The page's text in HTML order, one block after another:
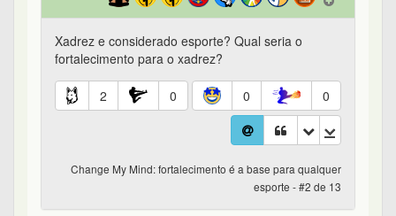
Xadrez e considerado esporte? Qual seria o
fortalecimento para o xadrez?
2 0 0 0
Change My Mind: fortalecimento é a base para qualquer
esporte - #2 de 13